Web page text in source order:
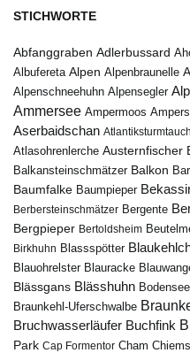
STICHWORTE
Abfanggraben Adlerbussard
Albufereta Alpen Alpenbraunelle
Alpenschneehuhn Alpensegler
Ammersee Ampermoos
Aserbaidschan
Atlasohrenlerche Austernfischer
Balkansteinschmätzer Balkon
Baumfalke Baumpieper
Berbersteinschmätzer Bergente
Bergpieper Bertoldsheim
Birkhuhn Blassspötter
Blauohrelster Blauracke
Blässgans Blässhuhn Bodensee
Braunkehl-Uferschwalbe
Bruchwasserläufer Buchfink
Park Cap Formentor Cham